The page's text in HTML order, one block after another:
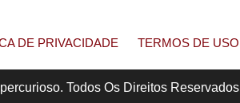
DE PRIVACIDADE TERMOS DE USO
Todos Os Direitos Reservados